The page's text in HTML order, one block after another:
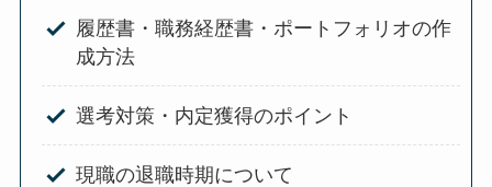
履歴書・職務経歴書・ポートフォリオの作
成方法
選考対策・内定獲得のポイント
現職の退職時期について